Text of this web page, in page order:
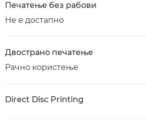
Печатење без рабови
Не е достапно
Двострано печатење
Рачно користење
Direct Disc Printing